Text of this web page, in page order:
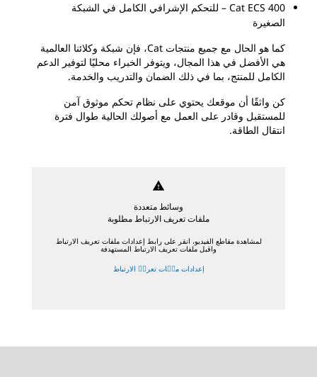
Cat ECS 400 – للتحكم الإشرافي الكامل في الشبكة
الصغيرة
كما هو الحال مع جميع منتجات Cat، فإن شبكة وكلائنا العالمية
هي الأفضل في هذا المجال، ويتوفر الخبراء محليًا لتوفير الدعم
الكامل للمنتج، بما في ذلك الضمان والتدريب والخدمة.
كن واثقًا أن موقعك يحتوي على نظام تحكم موثوق آمن
للمستقبل وقادر على العمل مع أصولك الحالية طوال فترة
انتقال الطاقة.
warning
وسائط متعددة
ملفات تعريف الارتباط مطلوبة
لمشاهدة مقاطع الفيديو، انقر على رابط إعدادات ملفات تعريف الارتباط
واقبل ملفات تعريف الارتباط المستهدفة
إعدادات ملٝات تعريٝ الارتباط